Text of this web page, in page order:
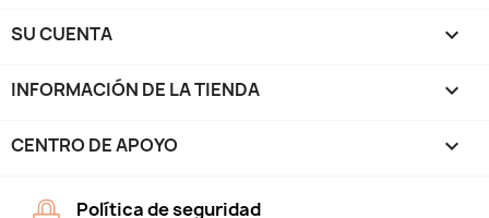
SU CUENTA 
INFORMACIÓN DE LA TIENDA keyboard_arrow_down
CENTRO DE APOYO 
Política de seguridad